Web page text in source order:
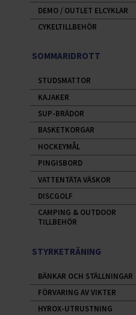
DEMO / OUTLET ELCYKLAR
CYKELTILLBEHÖR
SOMMARIDROTT
STUDSMATTOR
KAJAKER
SUP-BRÄDOR
BASKETKORGAR
HOCKEYMÅL
PINGISBORD
VATTENTÄTA VÄSKOR
DISCGOLF
CAMPING & OUTDOOR
TILLBEHÖR
STYRKETRÄNING
BÄNKAR OCH STÄLLNINGAR
FÖRVARING AV VIKTER
HYROX-UTRUSTNING